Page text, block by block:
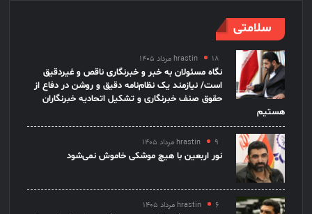
سلامتی
hrastin ۱۸ مرداد ۱۴۰۵
نگاه مسئولان به خبر و خبرنگاری ناقص و غیردقیق
است/ نیازمند یک نظام‌نامه دقیق و روشن در دفاع از
حقوق صنف خبرنگاری و تشکیل اتحادیه خبرنگاران
هستیم
hrastin ۹ مرداد ۱۴۰۵
نور اربعین با هیچ موشکی خاموش نمی‌شود
hrastin ۶ مرداد ۱۴۰۵